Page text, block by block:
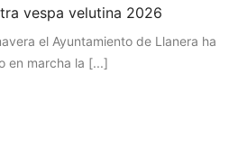
vespa velutina 2026
el Ayuntamiento de Llanera ha
en marcha la [...]